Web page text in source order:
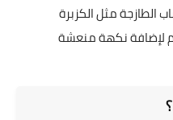
الطازجة مثل الكزبرة
لإضافة نكهة منعشة